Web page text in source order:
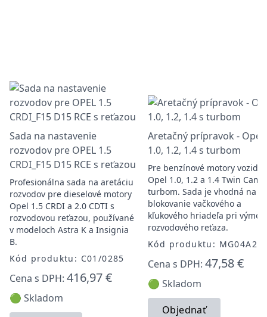
Sada na nastavenie
rozvodov pre OPEL 1.5
CRDI_F15 D15 RCE s reťazou
Profesionálna sada na aretáciu
rozvodov pre dieselové motory
Opel 1.5 CRDI a 2.0 CDTI s
rozvodovou reťazou, používané
v modeloch Astra K a Insignia
B.
Kód produktu: C01/0285
Cena s DPH: 416,97 €
🟢 Skladom
Aretačný prípravok - Opel
1.0, 1.2, 1.4 s turbom
Pre benzínové motory vozidiel
Opel 1.0, 1.2 a 1.4 Twin Cam s
turbom. Sada je vhodná na
blokovanie vačkového a
kľukového hriadeľa pri
rozvodového reťaza.
Kód produktu:
Cena s DPH: 47,58 €
🟢 Skladom
Objednať